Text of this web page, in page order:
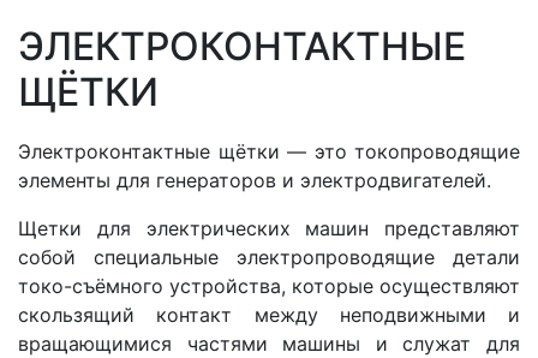
ЭЛЕКТРОКОНТАКТНЫЕ
ЩЁТКИ
Электроконтактные щётки — это токопроводящие
элементы для генераторов и электродвигателей.
Щетки для электрических машин представляют
собой специальные электропроводящие детали
токо-съёмного устройства, которые осуществляют
скользящий контакт между неподвижными и
вращающимися частями машины и служат для